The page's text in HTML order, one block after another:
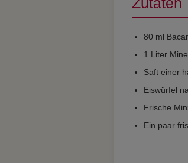
80 ml
1 Liter
Saft einer
Eiswürfel
Frische
Ein paar